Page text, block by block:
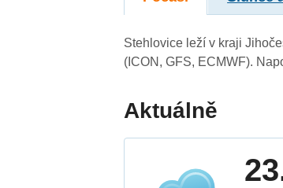
Stehlovice leží v kraji
(ICON, GFS, ECMWF).
Aktuálně